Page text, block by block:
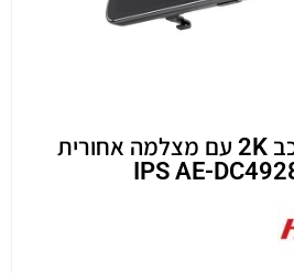
מצלמת דרך לרכב 2K עם מצלמה אחורית